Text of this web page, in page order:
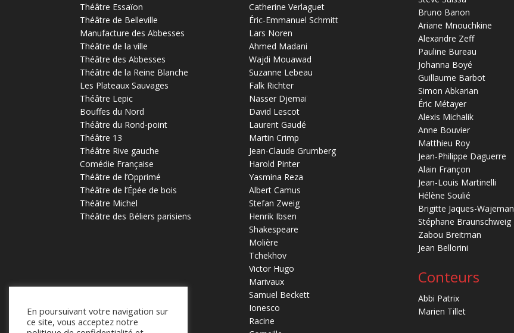
Théâtre Essaïon
Théâtre de Belleville
Manufacture des Abbesses
Théâtre de la ville
Théâtre des Abbesses
Théâtre de la Reine Blanche
Les Plateaux Sauvages
Théâtre Lepic
Bouffes du Nord
Théâtre du Rond-point
Théâtre 13
Théâtre Rive gauche
Comédie Française
Théâtre de l’Opprimé
Théâtre de l’Épée de bois
Théâtre Michel
Théâtre des Béliers parisiens
Catherine Verlaguet
Éric-Emmanuel Schmitt
Lars Noren
Ahmed Madani
Wajdi Mouawad
Suzanne Lebeau
Falk Richter
Nasser Djemaï
David Lescot
Laurent Gaudé
Martin Crimp
Jean-Claude Grumberg
Harold Pinter
Yasmina Reza
Albert Camus
Stefan Zweig
Henrik Ibsen
Shakespeare
Molière
Tchekhov
Victor Hugo
Marivaux
Samuel Beckett
Ionesco
Racine
Bruno Banon
Ariane Mnouchkine
Alexandre Zeff
Pauline Bureau
Johanna Boyé
Guillaume Barbot
Simon Abkarian
Éric Métayer
Alexis Michalik
Anne Bouvier
Matthieu Roy
Jean-Philippe Daguerre
Alain Françon
Jean-Louis Martinelli
Hélène Soulié
Brigitte Jaques-Wajeman
Stéphane Braunschweig
Zabou Breitman
Jean Bellorini
Conteurs
Abbi Patrix
Marien Tillet
En poursuivant votre navigation sur
ce site, vous acceptez notre